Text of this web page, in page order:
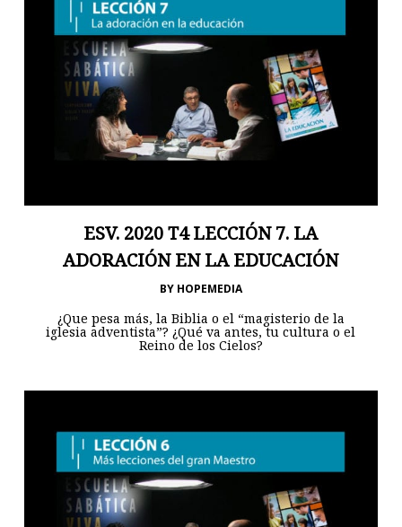
ESV. 2020 T4 LECCIÓN 7. LA
ADORACIÓN EN LA EDUCACIÓN
BY HOPEMEDIA
¿Que pesa más, la Biblia o el “magisterio de la
iglesia adventista”? ¿Qué va antes, tu cultura o el
Reino de los Cielos?